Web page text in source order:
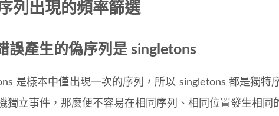
列出現的頻率篩選
誤產生的偽序列是 singletons
是樣本中僅出現一次的序列，所以 singletons 都是獨特
獨立事件，那麼便不容易在相同序列、相同位置發生相同